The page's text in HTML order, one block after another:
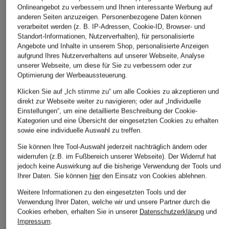
Onlineangebot zu verbessern und Ihnen interessante Werbung auf
anderen Seiten anzuzeigen. Personenbezogene Daten können
verarbeitet werden (z. B. IP-Adressen, Cookie-ID, Browser- und
Standort-Informationen, Nutzerverhalten), für personalisierte
Angebote und Inhalte in unserem Shop, personalisierte Anzeigen
aufgrund Ihres Nutzerverhaltens auf unserer Webseite, Analyse
unserer Webseite, um diese für Sie zu verbessern oder zur
Optimierung der Werbeaussteuerung.
Klicken Sie auf „Ich stimme zu“ um alle Cookies zu akzeptieren und
direkt zur Webseite weiter zu navigieren; oder auf „Individuelle
Einstellungen“, um eine detaillierte Beschreibung der Cookie-
Kategorien und eine Übersicht der eingesetzten Cookies zu erhalten
sowie eine individuelle Auswahl zu treffen.
Sie können Ihre Tool-Auswahl jederzeit nachträglich ändern oder
widerrufen (z.B. im Fußbereich unserer Webseite). Der Widerruf hat
jedoch keine Auswirkung auf die bisherige Verwendung der Tools und
Ihrer Daten. Sie können hierden Einsatz von Cookies ablehnen.
Weitere Informationen zu den eingesetzten Tools und der
Verwendung Ihrer Daten, welche wir und unsere Partner durch die
Cookies erheben, erhalten Sie in unserer Datenschutzerklärungund
Impressum.